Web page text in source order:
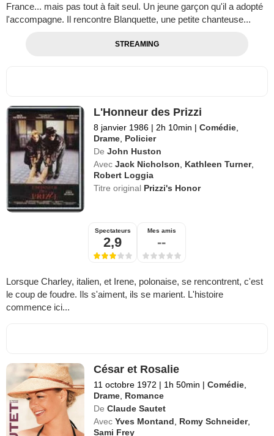
France... mais pas tout à fait seul. Un jeune garçon qu'il a adopté
l'accompagne. Il rencontre Blanquette, une petite chanteuse...
STREAMING
L'Honneur des Prizzi
8 janvier 1986 | 2h 10min | Comédie,
Drame, Policier
De John Huston
Avec Jack Nicholson, Kathleen Turner,
Robert Loggia
Titre original Prizzi's Honor
Spectateurs
2,9
Mes amis
--
Lorsque Charley, italien, et Irene, polonaise, se rencontrent, c'est
le coup de foudre. Ils s'aiment, ils se marient. L'histoire
commence ici...
César et Rosalie
11 octobre 1972 | 1h 50min | Comédie,
Drame, Romance
De Claude Sautet
Avec Yves Montand, Romy Schneider,
Sami Frey